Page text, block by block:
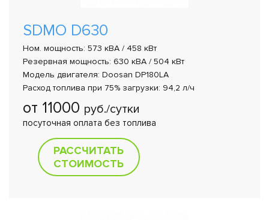
SDMO D630
Ном. мощность: 573 кВА / 458 кВт
Резервная мощность: 630 кВА / 504 кВт
Модель двигателя: Doosan DP180LA
Расход топлива при 75% загрузки: 94,2 л/ч
от 11000 руб./сутки
посуточная оплата без топлива
РАССЧИТАТЬ
СТОИМОСТЬ